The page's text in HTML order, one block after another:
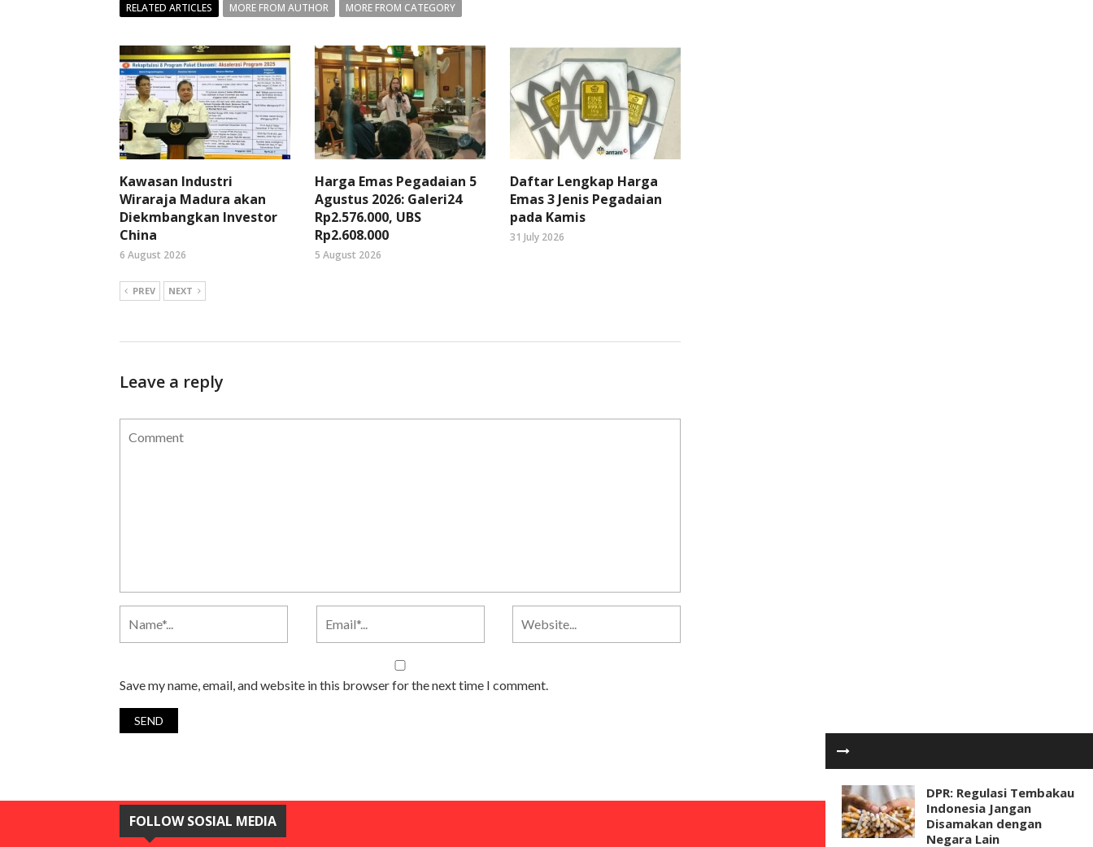
RELATED ARTICLES MORE FROM AUTHOR MORE FROM CATEGORY
Kawasan Industri
Wiraraja Madura akan
Diekmbangkan Investor
China
6 August 2026
Harga Emas Pegadaian 5
Agustus 2026: Galeri24
Rp2.576.000, UBS
Rp2.608.000
5 August 2026
Daftar Lengkap Harga
Emas 3 Jenis Pegadaian
pada Kamis
31 July 2026
PREV NEXT
Leave a reply
Save my name, email, and website in this browser for the next time I comment.
DPR: Regulasi Tembakau
Indonesia Jangan
Disamakan dengan
Negara Lain
FOLLOW SOSIAL MEDIA